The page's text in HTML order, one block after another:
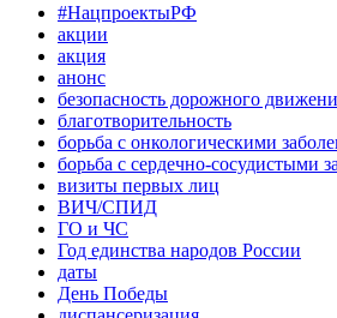
#НацпроектыРФ
акции
акция
анонс
безопасность дорожного
благотворительность
борьба с онкологическими
борьба с сердечно-сосудистыми
визиты первых лиц
ВИЧ/СПИД
ГО и ЧС
Год единства народов России
даты
День Победы